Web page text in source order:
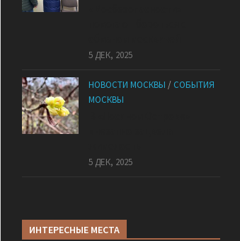
5 ДЕК, 2025
НОВОСТИ МОСКВЫ / СОБЫТИЯ
МОСКВЫ
5 ДЕК, 2025
ИНТЕРЕСНЫЕ МЕСТА